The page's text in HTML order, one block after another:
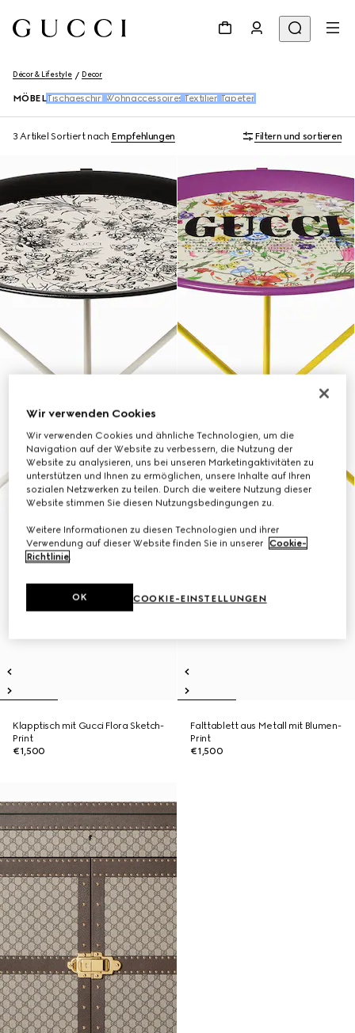
Décor & Lifestyle Decor
MÖBELTischgeschirr Wohnaccessoires Textilien Tapeten
3 Artikel Sortiert nach Empfehlungen Filtern und sortieren
Klapptisch mit Gucci Flora Sketch-
Print
€1,500
Falttablett aus Metall mit Blumen-
Print
€1,500
Wir verwenden Cookies
Wir verwenden Cookies und ähnliche Technologien, um die
Navigation auf der Website zu verbessern, die Nutzung der
Website zu analysieren, uns bei unseren Marketingaktivitäten zu
unterstützen und Ihnen zu ermöglichen, unsere Inhalte auf Ihren
sozialen Netzwerken zu teilen. Durch die weitere Nutzung dieser
Website stimmen Sie diesen Nutzungsbedingungen zu.
Weitere Informationen zu diesen Technologien und ihrer
Verwendung auf dieser Website finden Sie in unserer Cookie-
Richtlinie.
COOKIE-EINSTELLUNGEN
OK